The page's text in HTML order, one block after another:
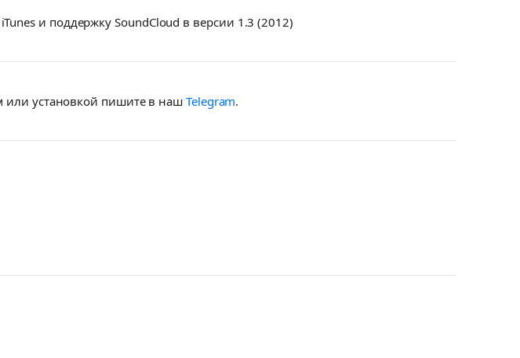
и поддержку SoundCloud в версии 1.3 (2012)
или установкой пишите в нашTelegram.